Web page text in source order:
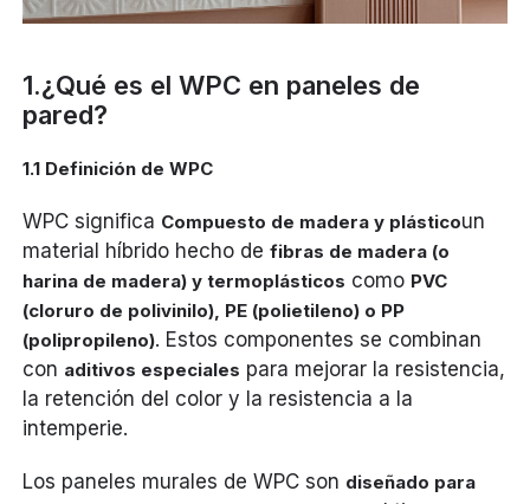
1.¿Qué es el WPC en paneles de
pared?
1.1 Definición de WPC
WPC significa Compuesto de madera y plásticoun
material híbrido hecho defibras de madera (o
harina de madera) y termoplásticos como PVC
(cloruro de polivinilo), PE (polietileno) o PP
(polipropileno). Estos componentes se combinan
con aditivos especiales para mejorar la resistencia,
la retención del color y la resistencia a la
intemperie.
Los paneles murales de WPC son diseñado para